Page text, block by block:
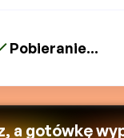
Pobieranie...
a gotówkę